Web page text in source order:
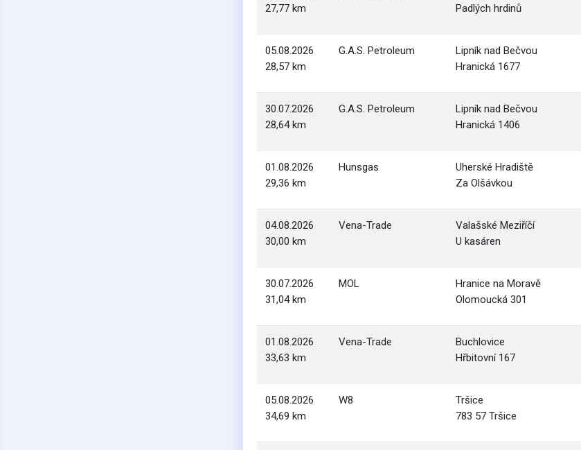
27,77 km
Padlých hrdinů
05.08.2026
28,57 km
G.A.S. Petroleum
Lipník nad Bečvou
Hranická 1677
30.07.2026
28,64 km
G.A.S. Petroleum
Lipník nad Bečvou
Hranická 1406
01.08.2026
29,36 km
Hunsgas
Uherské Hradiště
Za Olšávkou
04.08.2026
30,00 km
Vena-Trade
Valašské Meziříčí
U kasáren
30.07.2026
31,04 km
MOL
Hranice na Moravě
Olomoucká 301
01.08.2026
33,63 km
Vena-Trade
Buchlovice
Hřbitovní 167
05.08.2026
34,69 km
W8
Tršice
783 57 Tršice